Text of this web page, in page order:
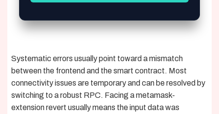
Systematic errors usually point toward a mismatch
between the frontend and the smart contract. Most
connectivity issues are temporary and can be resolved by
switching to a robust RPC. Facing a metamask-
extension revert usually means the input data was